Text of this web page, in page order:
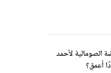
الصومالية لأحمد
أعمق؟